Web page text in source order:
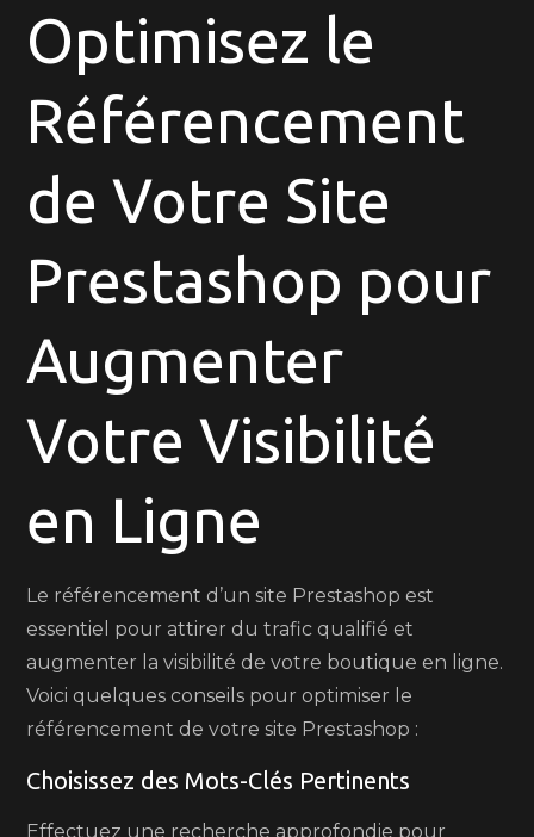
le
Référencement
Votre
Site
Prestashop
pour
Visibilité
Optimisez le
Référencement
de Votre Site
Prestashop pour
Augmenter
Votre Visibilité
en Ligne
Le référencement d’un site Prestashop est
essentiel pour attirer du trafic qualifié et
augmenter la visibilité de votre boutique en ligne.
Voici quelques conseils pour optimiser le
référencement de votre site Prestashop :
Choisissez des Mots-Clés Pertinents
Effectuez une recherche approfondie pour